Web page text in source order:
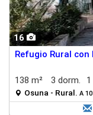
16
Refugio Rural con
138 m² 3 dorm.
Osuna - Rural. A